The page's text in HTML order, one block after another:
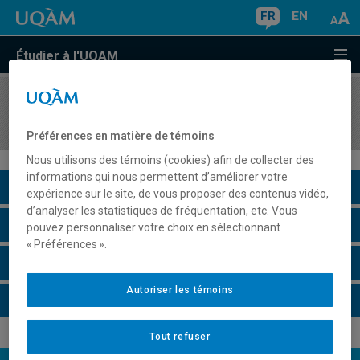
FR EN
Étudier à l'UQAM
COURS//
Description du cours
Horaire - Été 2026
Préférences en matière de témoins
Nous utilisons des témoins (cookies) afin de collecter des
informations qui nous permettent d’améliorer votre
expérience sur le site, de vous proposer des contenus vidéo,
d’analyser les statistiques de fréquentation, etc. Vous
pouvez personnaliser votre choix en sélectionnant
« Préférences ».
Tout refuser
Autoriser les témoins